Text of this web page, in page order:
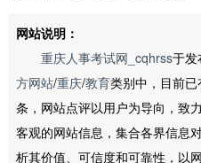
网站说明：
重庆人事考试网_cqhrss于发
方网站/重庆/教育类别中，目前
条，网站点评以用户为导向，致
客观的网站信息，集合各界信息
析其价值、可信度和可靠性，以